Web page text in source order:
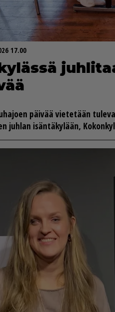
17.00
päi­vää vie­te­tään
juh­lan isän­tä­ky­lään,